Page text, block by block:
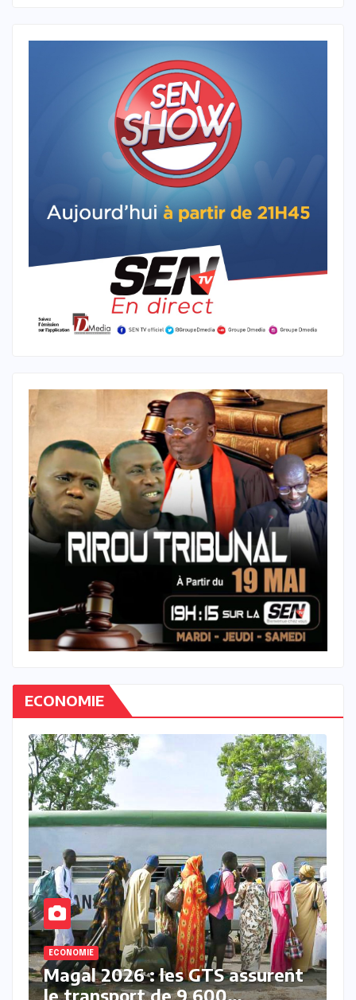
ECONOMIE
ECONOMIE
Marché des Titres Publics de
l’UEMOA : le classement